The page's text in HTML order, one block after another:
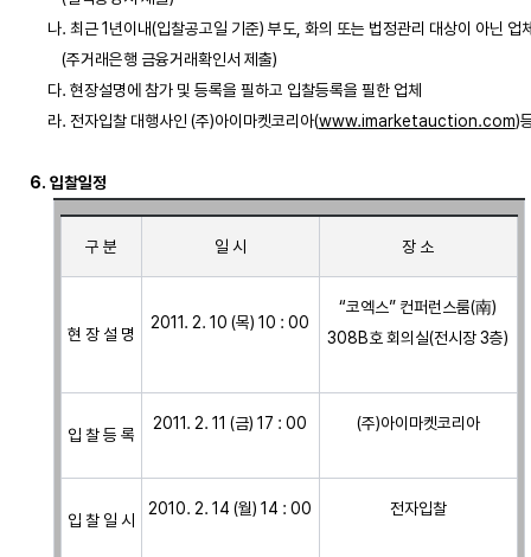
나. 최근 1년이내(입찰공고일 기준) 부도, 화의 또는 법정관리 대상이 아닌 업
         (주거래은행 금융거래확인서 제출)
     다. 현장설명에 참가 및 등록을 필하고 입찰등록을 필한 업체
     라. 전자입찰 대행사인 (주)아이마켓코리아(
www.imarketauction.com)
6. 입찰일정
구 분 일 시 장 소
현 장 설 명
2011. 2. 10 (목) 10 : 00
“코엑스” 컨퍼런스룸(南)
308B호 회의실(전시장 3층)
입 찰 등 록
2011. 2. 11 (금) 17 : 00 (주)아이마켓코리아
입 찰 일 시
2010. 2. 14 (월) 14 : 00 전자입찰